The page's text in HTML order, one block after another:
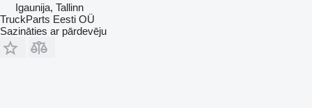
Igaunija, Tallinn
TruckParts Eesti OÜ
Sazināties ar pārdevēju